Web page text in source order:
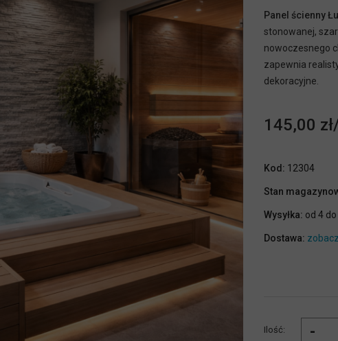
Panel ścienny
stonowanej,
nowoczesnego
zapewnia
dekoracyjne.
145,00 zł
Kod: 12304
Stan
Wysyłka: od 4
Dostawa:
Ilość: -